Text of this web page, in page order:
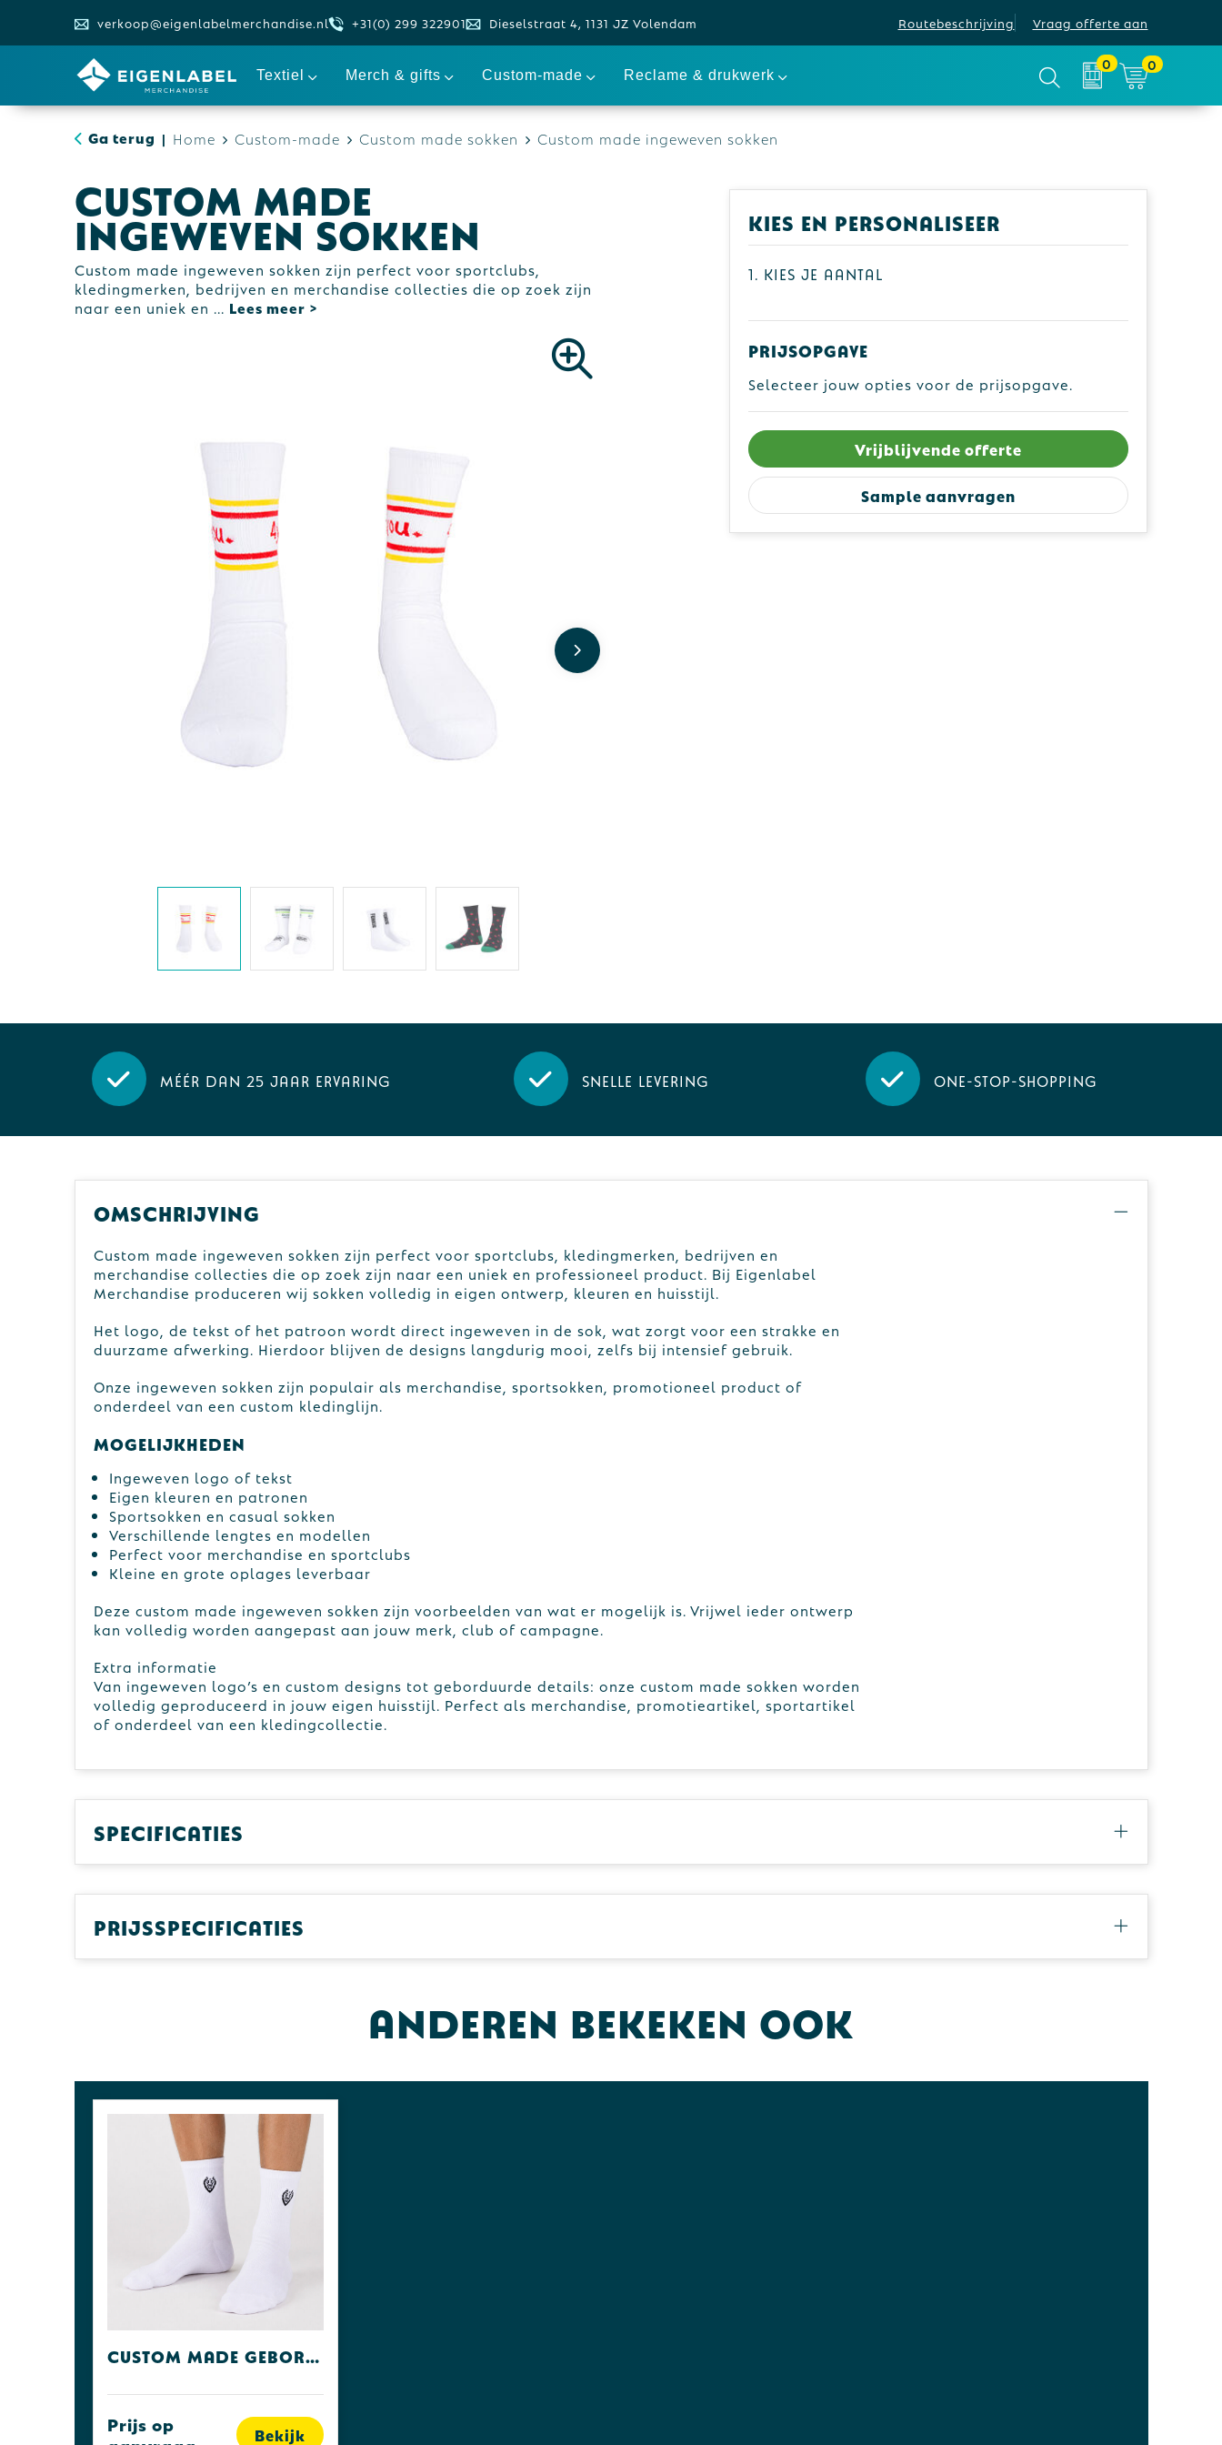
verkoop@eigenlabelmerchandise.nl +31(0) 299 322901 Dieselstraat 4, 1131 JZ Volendam Routebeschrijving Vraag offerte aan
Textiel Merch & gifts Custom-made Reclame & drukwerk
0 0
Ga terug | Home Custom-made Custom made sokken Custom made ingeweven sokken
Custom made
ingeweven sokken
Custom made ingeweven sokken zijn perfect voor sportclubs,
kledingmerken, bedrijven en merchandise collecties die op zoek zijn
naar een uniek en
Kies en personaliseer
1. Kies je aantal
Prijsopgave
Selecteer jouw opties voor de prijsopgave.
Vrijblijvende offerte
Sample aanvragen
Méér dan 25 jaar ervaring Snelle levering One-stop-shopping
Omschrijving
Custom made ingeweven sokken zijn perfect voor sportclubs, kledingmerken, bedrijven en
merchandise collecties die op zoek zijn naar een uniek en professioneel product. Bij Eigenlabel
Merchandise produceren wij sokken volledig in eigen ontwerp, kleuren en huisstijl.
Het logo, de tekst of het patroon wordt direct ingeweven in de sok, wat zorgt voor een strakke en
duurzame afwerking. Hierdoor blijven de designs langdurig mooi, zelfs bij intensief gebruik.
Onze ingeweven sokken zijn populair als merchandise, sportsokken, promotioneel product of
onderdeel van een custom kledinglijn.
Mogelijkheden
Ingeweven logo of tekst
Eigen kleuren en patronen
Sportsokken en casual sokken
Verschillende lengtes en modellen
Perfect voor merchandise en sportclubs
Kleine en grote oplages leverbaar
Deze custom made ingeweven sokken zijn voorbeelden van wat er mogelijk is. Vrijwel ieder ontwerp
kan volledig worden aangepast aan jouw merk, club of campagne.
Extra informatie
Van ingeweven logo’s en custom designs tot geborduurde details: onze custom made sokken worden
volledig geproduceerd in jouw eigen huisstijl. Perfect als merchandise, promotieartikel, sportartikel
of onderdeel van een kledingcollectie.
Specificaties
Prijsspecificaties
Anderen bekeken ook
Custom made geborduurde sokken
Prijs op
Bekijk